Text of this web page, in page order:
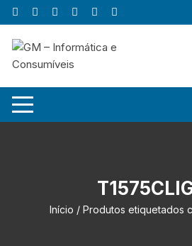
Skip
to
content
Início / Produtos etiquetados